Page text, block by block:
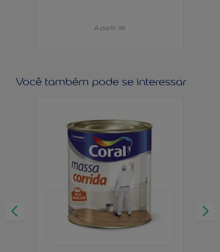
A partir de
Você também pode se interessar